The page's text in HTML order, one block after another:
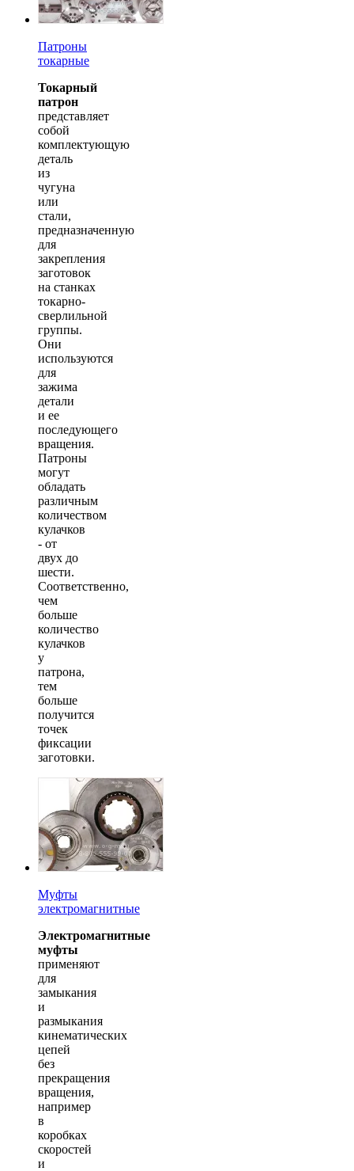
Патроны
токарные
Токарный
патрон
представляет
собой
комплектующую
деталь
из
чугуна
или
стали,
предназначенную
для
закрепления
заготовок
на станках
токарно-
сверлильной
группы.
Они
используются
для
зажима
детали
и ее
последующего
вращения.
Патроны
могут
обладать
различным
количеством
кулачков
- от
двух до
шести.
Соответственно,
чем
больше
количество
кулачков
у
патрона,
тем
больше
получится
точек
фиксации
заготовки.
Муфты
электромагнитные
Электромагнитные
муфты
применяют
для
замыкания
и
размыкания
кинематических
цепей
без
прекращения
вращения,
например
в
коробках
скоростей
и